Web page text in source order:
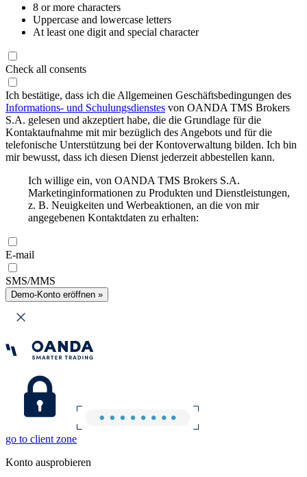
8 or more characters
Uppercase and lowercase letters
At least one digit and special character
Check all consents
Ich bestätige, dass ich die Allgemeinen Geschäftsbedingungen des
Informations- und Schulungsdienstes von OANDA TMS Brokers
S.A. gelesen und akzeptiert habe, die die Grundlage für die
Kontaktaufnahme mit mir bezüglich des Angebots und für die
telefonische Unterstützung bei der Kontoverwaltung bilden. Ich bin
mir bewusst, dass ich diesen Dienst jederzeit abbestellen kann.
Ich willige ein, von OANDA TMS Brokers S.A.
Marketinginformationen zu Produkten und Dienstleistungen,
z. B. Neuigkeiten und Werbeaktionen, an die von mir
angegebenen Kontaktdaten zu erhalten:
E-mail
SMS/MMS
Demo-Konto eröffnen »
go to client zone
Konto ausprobieren